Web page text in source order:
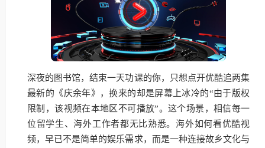
深夜的图书馆，结束一天功课的你，只想点开优酷追两集
最新的《庆余年》，换来的却是屏幕上冰冷的“由于版权
限制，该视频在本地区不可播放”。这个场景，相信每一
位留学生、海外工作者都无比熟悉。海外如何看优酷视
频，早已不是简单的娱乐需求，而是一种连接故乡文化与